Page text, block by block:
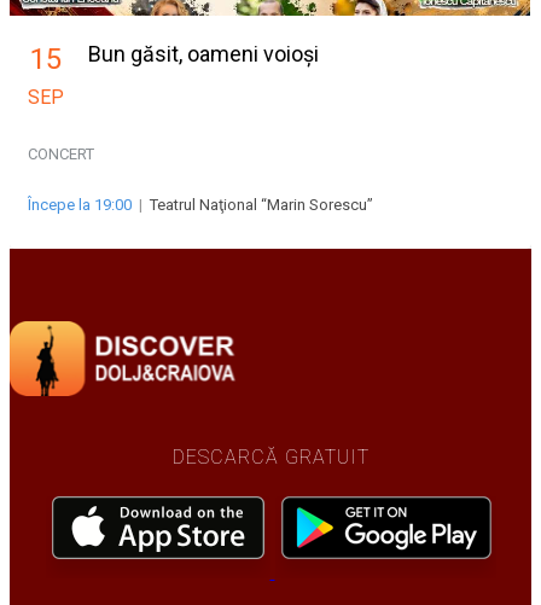
15
SEP
Bun găsit, oameni voioși
CONCERT
Începe la 19:00 |Teatrul Naţional “Marin Sorescu”
DESCARCĂ GRATUIT